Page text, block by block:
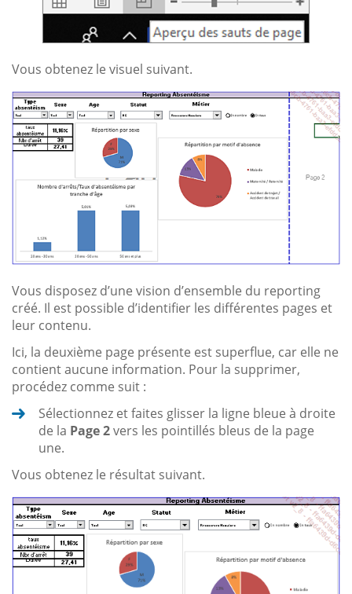
Vous obtenez le visuel suivant.
Vous disposez d’une vision d’ensemble du reporting
créé. Il est possible d’identifier les différentes pages et
leur contenu.
Ici, la deuxième page présente est superflue, car elle ne
contient aucune information. Pour la supprimer,
procédez comme suit :
Sélectionnez et faites glisser la ligne bleue à droite
de la Page 2vers les pointillés bleus de la page
une.
Vous obtenez le résultat suivant.